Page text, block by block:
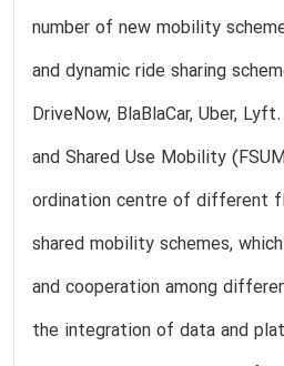
number of new mobility
and dynamic ride sharing
DriveNow, BlaBlaCar, Uber,
and Shared Use Mobility
ordination centre of different
shared mobility schemes,
and cooperation among
the integration of data and